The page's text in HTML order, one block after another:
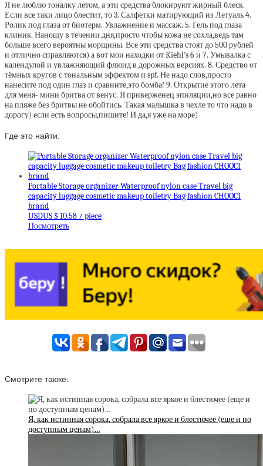
Я не люблю тоналку летом, а эти средства блокируют жирный блеск.
Если все таки лицо блестит, то 3. Салфетки матирующий из Летуаль 4.
Ролик под глаза от биотерм. Увлажнение и массаж. 5. Гель под глаза
клиник. Наношу в течении дня,просто чтобы кожа не сохла,ведь там
больше всего вероятны морщины. Все эти средства стоят до 500 рублей
и отлично справляются) а вот мои находки от Kiehl’s 6 и 7. Умывалка с
календулой и увлажняющий флюид в дорожных версиях. 8. Средство от
тёмных кругов с тональным эффектом и spf. Не надо слов,просто
нанесите под один глаз и сравните,это бомба! 9. Открытие этого лета
для меня- мини бритва от венус. Я приверженец эпиляции,но все равно
на пляже без бритвы не обойтись. Такая малышка в чехле то что надо в
дорогу) если есть вопросы,пишите! И да,я уже на море)
Где это найти:
Portable Storage organizer Waterproof nylon case Travel big
capacity luggage cosmetic makeup toiletry Bag fashion CHOOCI
brand
USDUS $ 10.58 / piece
Посмотреть
Смотрите также:
Я, как истинная сорока, собрала все яркое и блестючее (еще и по
доступным ценам)…